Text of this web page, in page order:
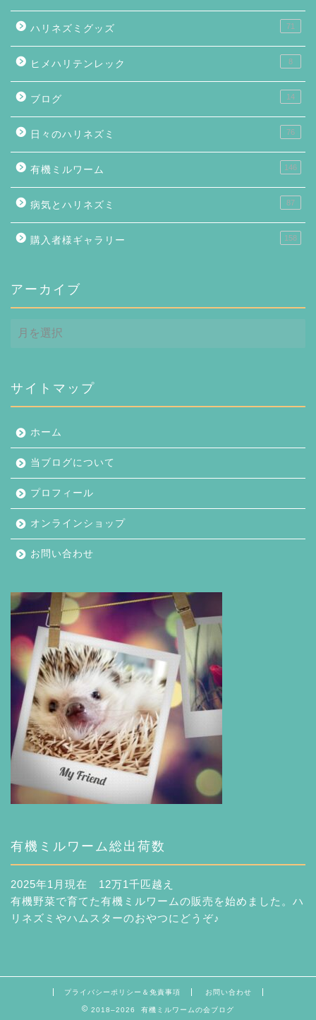
ハリネズミグッズ 71
ヒメハリテンレック 8
ブログ 14
日々のハリネズミ 76
有機ミルワーム 146
病気とハリネズミ 87
購入者様ギャラリー 158
アーカイブ
ー
ブ
サイトマップ
ホーム
当ブログについて
プロフィール
オンラインショップ
お問い合わせ
有機ミルワーム総出荷数
2025年1月現在 12万1千匹越え
有機野菜で育てた有機ミルワームの販売を始めました。ハ
リネズミやハムスターのおやつにどうぞ♪
プライバシーポリシー＆免責事項 お問い合わせ
2018–2026 有機ミルワームの会ブログ